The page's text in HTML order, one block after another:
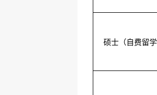
硕士（自费留